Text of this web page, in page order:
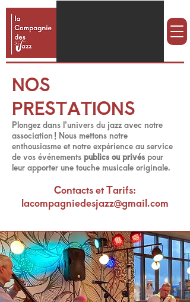
NOS
PRESTATIONS
Plongez dans l’univers du jazz avec notre
association ! Nous mettons notre
enthousiasme et notre expérience au service
de vos événements publics ou privés pour
leur apporter une touche musicale originale.
Contacts et Tarifs:
lacompagniedesjazz@gmail.com